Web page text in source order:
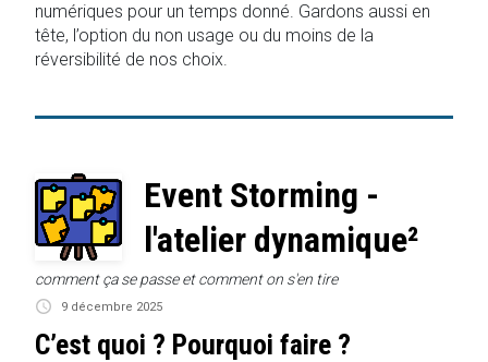
numériques pour un temps donné. Gardons aussi en
tête, l’option du non usage ou du moins de la
réversibilité de nos choix.
Event Storming -
l'atelier dynamique²
comment ça se passe et comment on s'en tire
9 décembre 2025
C’est quoi ? Pourquoi faire ?